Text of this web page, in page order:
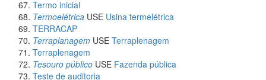
Termo inicial
Termoelétrica USE Usina termelétrica
TERRACAP
Terraplanagem USE Terraplenagem
Terraplenagem
Tesouro público USE Fazenda pública
Teste de auditoria